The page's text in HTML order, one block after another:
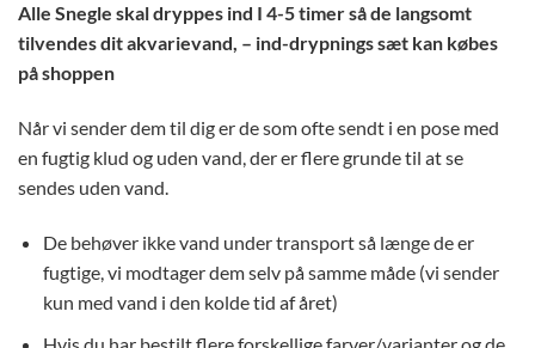
Alle Snegle skal dryppes ind I 4-5 timer så de langsomt
tilvendes dit akvarievand, – ind-drypnings sæt kan købes
på shoppen
Når vi sender dem til dig er de som ofte sendt i en pose med
en fugtig klud og uden vand, der er flere grunde til at se
sendes uden vand.
De behøver ikke vand under transport så længe de er
fugtige, vi modtager dem selv på samme måde (vi sender
kun med vand i den kolde tid af året)
Hvis du har bestilt flere forskellige farver/varianter og de